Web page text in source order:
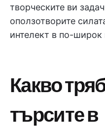
творческите ви
оползотворите
интелект в по-широк
Какво
търсите в